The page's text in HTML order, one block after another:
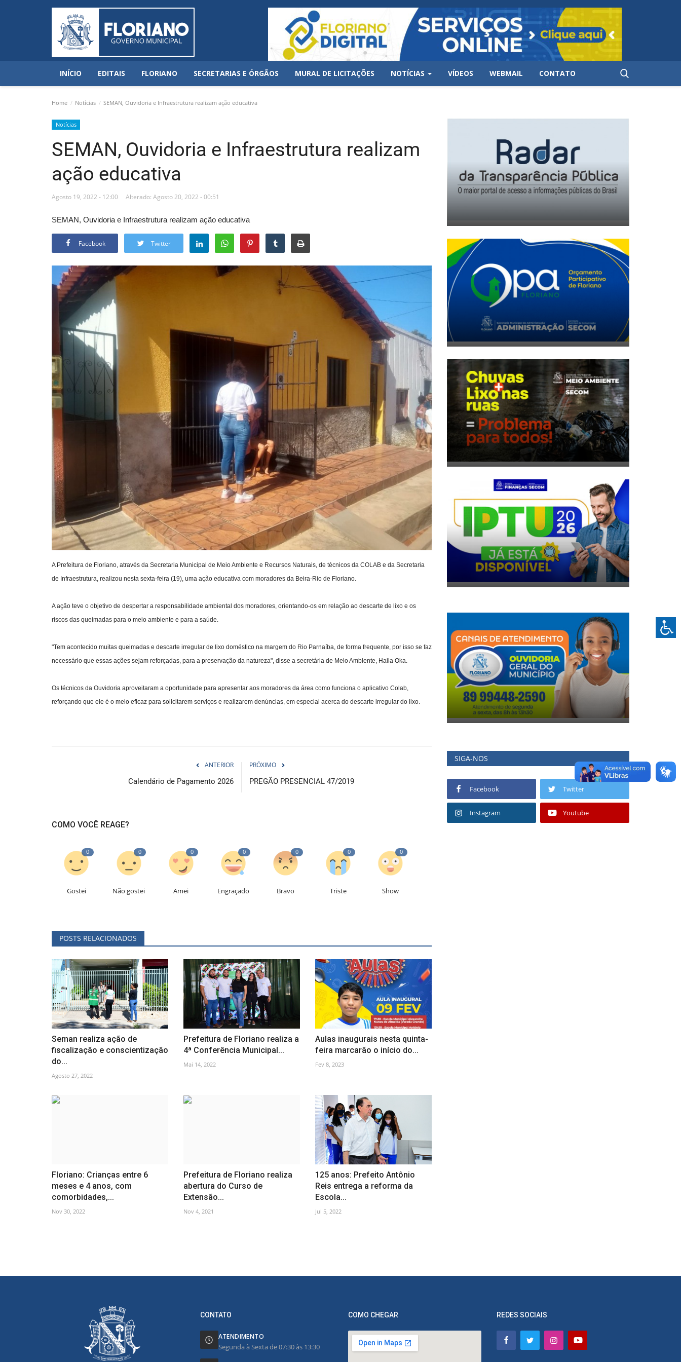
INÍCIO EDITAIS FLORIANO SECRETARIAS E ÓRGÃOS MURAL DE LICITAÇÕES NOTÍCIAS VÍDEOS WEBMAIL CONTATO
Home Notícias SEMAN, Ouvidoria e Infraestrutura realizam ação educativa
Notícias
SEMAN, Ouvidoria e Infraestrutura realizam
ação educativa
Agosto 19, 2022 - 12:00 Alterado: Agosto 20, 2022 - 00:51
SEMAN, Ouvidoria e Infraestrutura realizam ação educativa
Facebook Twitter
A Prefeitura de Floriano, através da Secretaria Municipal de Meio Ambiente e Recursos Naturais, de técnicos da COLAB e da Secretaria
de Infraestrutura, realizou nesta sexta-feira (19), uma ação educativa com moradores da Beira-Rio de Floriano.
A ação teve o objetivo de despertar a responsabilidade ambiental dos moradores, orientando-os em relação ao descarte de lixo e os
riscos das queimadas para o meio ambiente e para a saúde.
"Tem acontecido muitas queimadas e descarte irregular de lixo doméstico na margem do Rio Parnaíba, de forma frequente, por isso se faz
necessário que essas ações sejam reforçadas, para a preservação da natureza", disse a secretária de Meio Ambiente, Haila Oka.
Os técnicos da Ouvidoria aproveitaram a oportunidade para apresentar aos moradores da área como funciona o aplicativo Colab,
reforçando que ele é o meio eficaz para solicitarem serviços e realizarem denúncias, em especial acerca do descarte irregular do lixo.
ANTERIOR
Calendário de Pagamento 2026
PRÓXIMO
PREGÃO PRESENCIAL 47/2019
COMO VOCÊ REAGE?
0
Gostei
0
Não gostei
0
Amei
0
Engraçado
0
Bravo
0
Triste
0
Show
POSTS RELACIONADOS
Seman realiza ação de
fiscalização e conscientização
do...
Agosto 27, 2022
Prefeitura de Floriano realiza a
4ª Conferência Municipal...
Mai 14, 2022
Aulas inaugurais nesta quinta-
feira marcarão o início do...
Fev 8, 2023
Floriano: Crianças entre 6
meses e 4 anos, com
comorbidades,...
Nov 30, 2022
Prefeitura de Floriano realiza
abertura do Curso de
Extensão...
Nov 4, 2021
125 anos: Prefeito Antônio
Reis entrega a reforma da
Escola...
Jul 5, 2022
SIGA-NOS
Facebook Twitter
Instagram Youtube
CONTATO
ATENDIMENTO
Segunda à Sexta de 07:30 às 13:30
COMO CHEGAR REDES SOCIAIS